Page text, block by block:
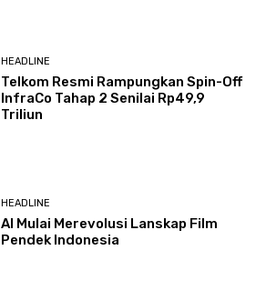
HEADLINE
Telkom Resmi Rampungkan Spin-Off
InfraCo Tahap 2 Senilai Rp49,9
Triliun
HEADLINE
AI Mulai Merevolusi Lanskap Film
Pendek Indonesia